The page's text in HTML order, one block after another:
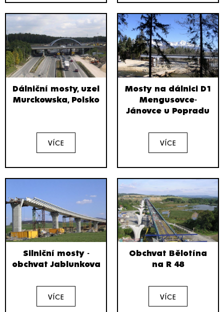
Dálniční mosty, uzel
Murckowska, Polsko
VÍCE
Mosty na dálnici D1
Mengusovce-
Jánovce u Popradu
VÍCE
Silniční mosty -
obchvat Jablunkova
VÍCE
Obchvat Bělotína
na R 48
VÍCE